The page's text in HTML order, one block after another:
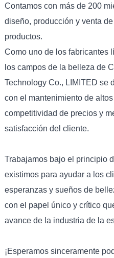
Contamos con más de 200
diseño, producción y venta
productos.
Como uno de los fabricantes
los campos de la belleza de
Technology Co., LIMITED se
con el mantenimiento de
competitividad de precios y
satisfacción del cliente.
Trabajamos bajo el principio
existimos para ayudar a los
esperanzas y sueños de
con el papel único y crítico
avance de la industria de la
¡Esperamos sinceramente